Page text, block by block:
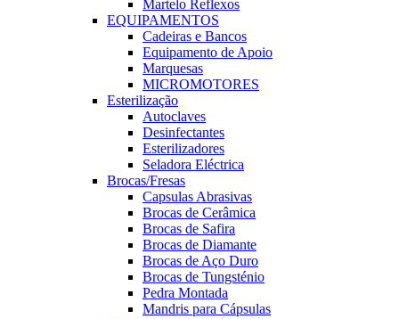
Martelo Reflexos
EQUIPAMENTOS
Cadeiras e Bancos
Equipamento de Apoio
Marquesas
MICROMOTORES
Esterilização
Autoclaves
Desinfectantes
Esterilizadores
Seladora Eléctrica
Brocas/Fresas
Capsulas Abrasivas
Brocas de Cerâmica
Brocas de Safira
Brocas de Diamante
Brocas de Aço Duro
Brocas de Tungsténio
Pedra Montada
Mandris para Cápsulas